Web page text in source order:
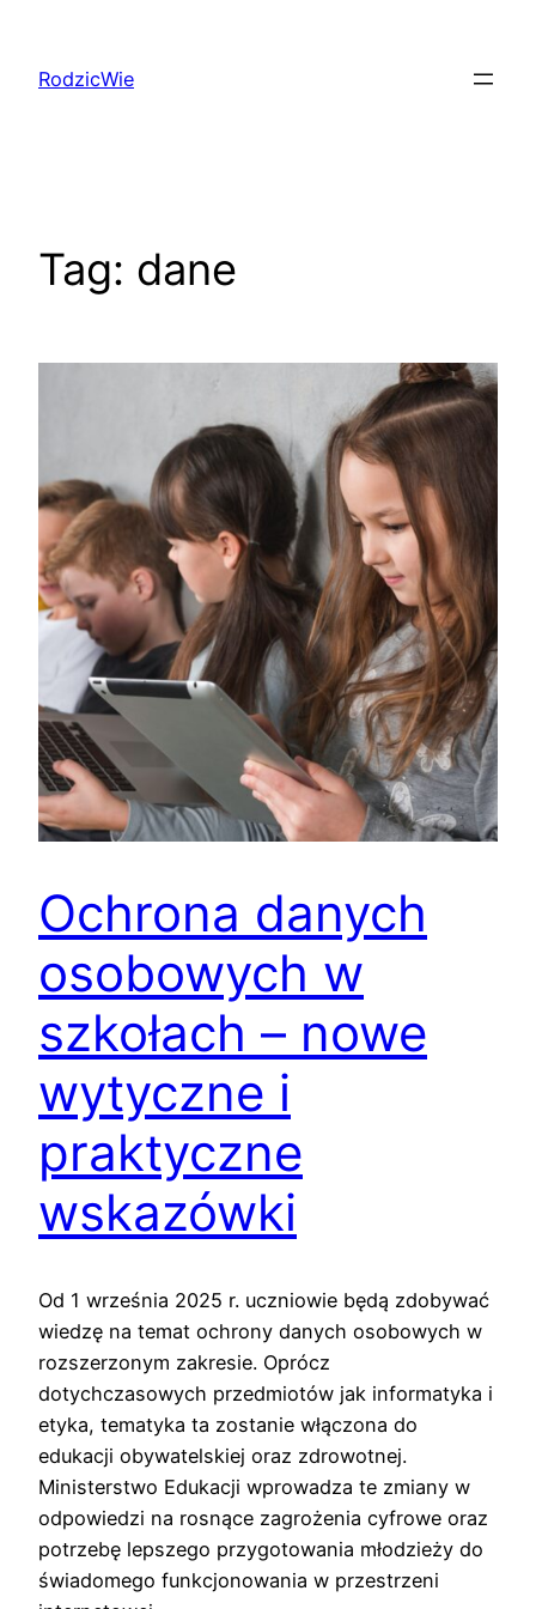
treściRodzicWie
Tag: dane
Ochrona danych
osobowych w
szkołach – nowe
wytyczne i
praktyczne
wskazówki
Od 1 września 2025 r. uczniowie będą zdobywać
wiedzę na temat ochrony danych osobowych w
rozszerzonym zakresie. Oprócz
dotychczasowych przedmiotów jak informatyka i
etyka, tematyka ta zostanie włączona do
edukacji obywatelskiej oraz zdrowotnej.
Ministerstwo Edukacji wprowadza te zmiany w
odpowiedzi na rosnące zagrożenia cyfrowe oraz
potrzebę lepszego przygotowania młodzieży do
świadomego funkcjonowania w przestrzeni